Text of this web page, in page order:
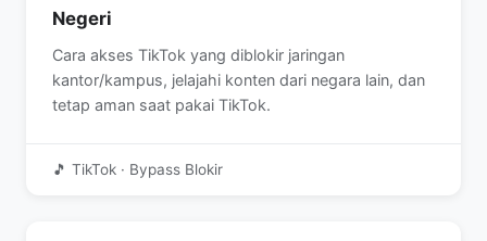
Negeri
Cara akses TikTok yang diblokir jaringan
kantor/kampus, jelajahi konten dari negara lain, dan
tetap aman saat pakai TikTok.
🎵 TikTok · Bypass Blokir